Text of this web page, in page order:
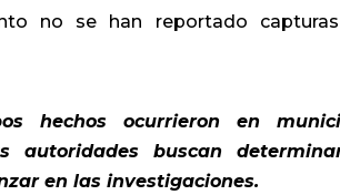
no se han reportado
hechos ocurrieron en
autoridades buscan
en las investigaciones.